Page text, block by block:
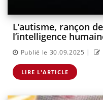
L’autisme, rançon
l’intelligence
Publié le 30.09.2025 |
LIRE L'ARTICLE